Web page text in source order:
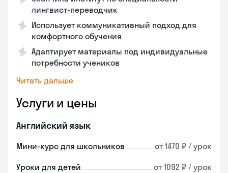
лингвист-переводчик
Использует коммуникативный подход для
комфортного обучения
Адаптирует материалы под индивидуальные
потребности учеников
Читать дальше
Услуги и цены
Английский язык
Мини-курс для школьников от 1470 ₽ / урок
Уроки для детей от 1092 ₽ / урок